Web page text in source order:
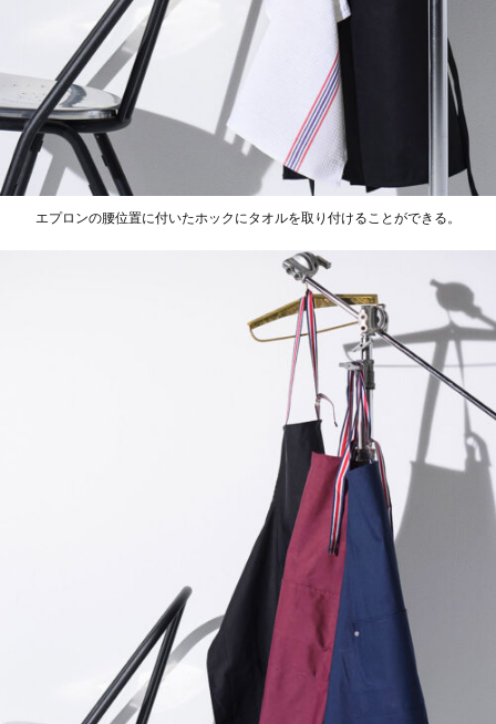
エプロンの腰位置に付いたホックにタオルを取り付けることができる。